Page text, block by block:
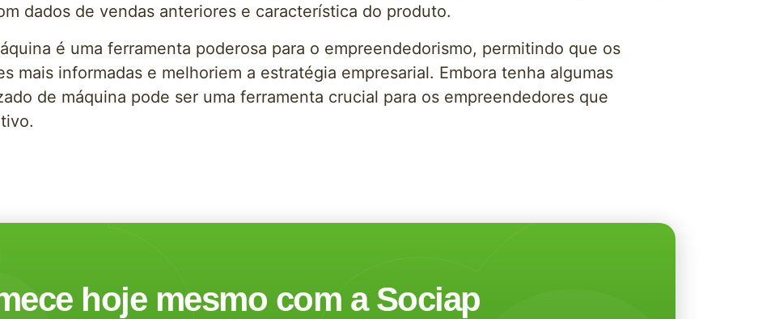
dados de vendas anteriores e característica do produto.
é uma ferramenta poderosa para o empreendedorismo, permitindo que os
mais informadas e melhoriem a estratégia empresarial. Embora tenha algumas
de máquina pode ser uma ferramenta crucial para os empreendedores que
hoje mesmo com a Sociap